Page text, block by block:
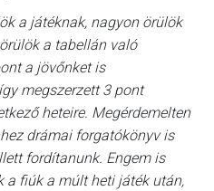
a játéknak, nagyon örülök
a tabellán való
a jövőnket is
megszerzett 3 pont
heteire. Megérdemelten
drámai forgatókönyv is
fordítanunk. Engem is
a fiúk a múlt heti játék után,